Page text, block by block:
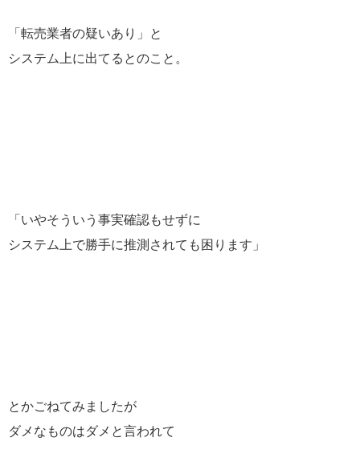
「転売業者の疑いあり」と
システム上に出てるとのこと。
「いやそういう事実確認もせずに
システム上で勝手に推測されても困ります」
とかごねてみましたが
ダメなものはダメと言われて